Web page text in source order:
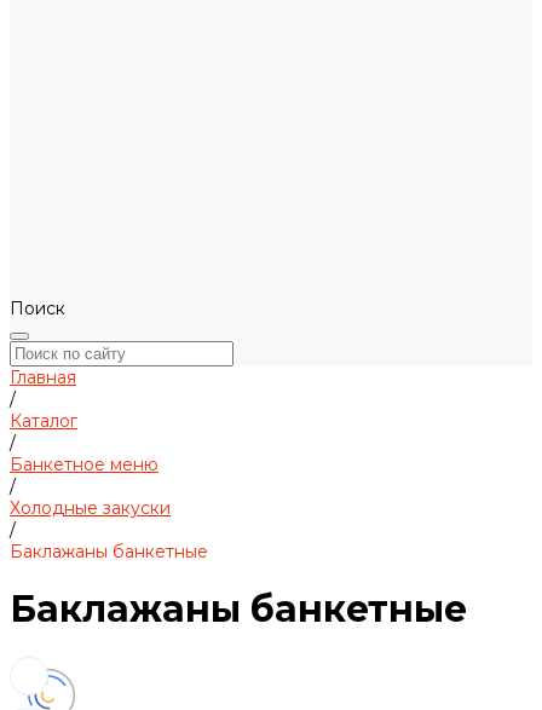
Поиск
Главная
/
Каталог
/
Банкетное меню
/
Холодные закуски
/
Баклажаны банкетные
Баклажаны банкетные